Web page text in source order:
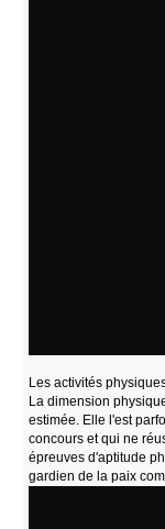
Les activités
La dimension
estimée. Elle l'est
concours et qui ne
épreuves d'aptitude
gardien de la paix